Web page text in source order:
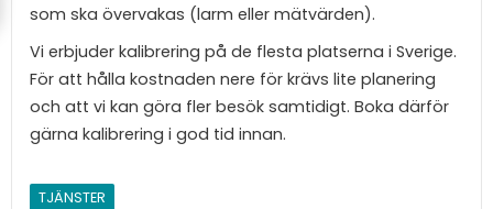
som ska övervakas (larm eller mätvärden).
Vi erbjuder kalibrering på de flesta platserna i Sverige.
För att hålla kostnaden nere för krävs lite planering
och att vi kan göra fler besök samtidigt. Boka därför
gärna kalibrering i god tid innan.
TJÄNSTER